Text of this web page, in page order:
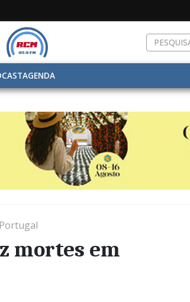
AGENDA
mortes em